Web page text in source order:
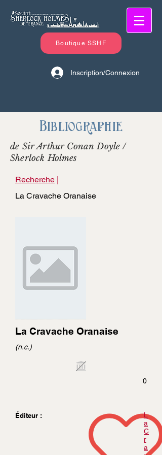
Boutique SSHF
Inscription/Connexion
Bibliographie
de Sir Arthur Conan Doyle /
Sherlock Holmes
Recherche |
La Cravache Oranaise
La Cravache Oranaise
(n.c.)
0
Éditeur :
L
a
C
r
a